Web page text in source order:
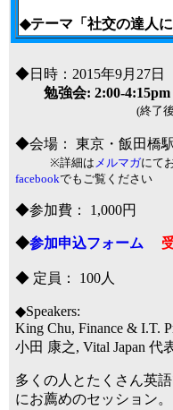
◆テーマ「社交の達人
◆日時：2015年9月27日
勉強会: 2:00-4:15pm
(終了後、懇
◆会場： 東京・飯田橋
※詳細は メルマガにて
facebookでもご覧ください
◆参加費： 1,000円
◆参加申込フォーム
◆ 定員： 100人
◆Speakers:
King Chu, Finance & I.T.
小田 康之, Vital Japan 代
多くの人とたくさん英
にお薦めのセッション。